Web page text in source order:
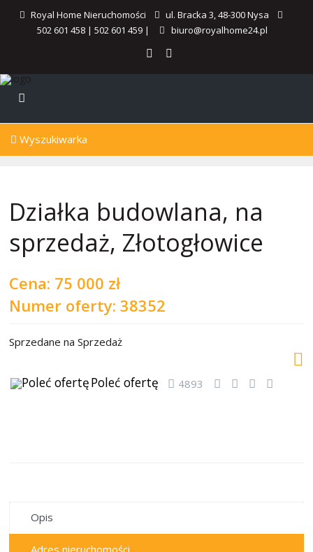
Royal Home Nieruchomości
ul. Bracka 3, 48-300 Nysa
502 601 458| 502 601 459| biuro@royalhome24.pl
Wyszukiwarka
Działka budowlana, na
sprzedaż, Złotogłowice
Cena: 75 000 zł
Numer oferty: 38352
Sprzedane na Sprzedaż
Poleć ofertę 4893
Opis
Adres nieruchomości